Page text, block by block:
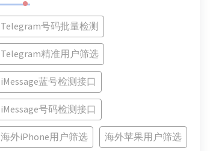
Telegram号码批量检测
Telegram精准用户筛选
iMessage蓝号检测接口
iMessage号码检测接口
海外iPhone用户筛选 海外苹果用户筛选